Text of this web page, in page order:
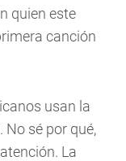
quien este
canción
usan la
sé por qué,
La